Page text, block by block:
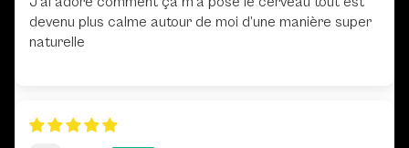
devenu plus calme autour de moi d’une manière super
naturelle